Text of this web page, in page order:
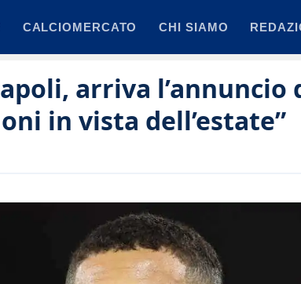
CALCIOMERCATO CHI SIAMO
arriva l’annuncio
in vista dell’estate”